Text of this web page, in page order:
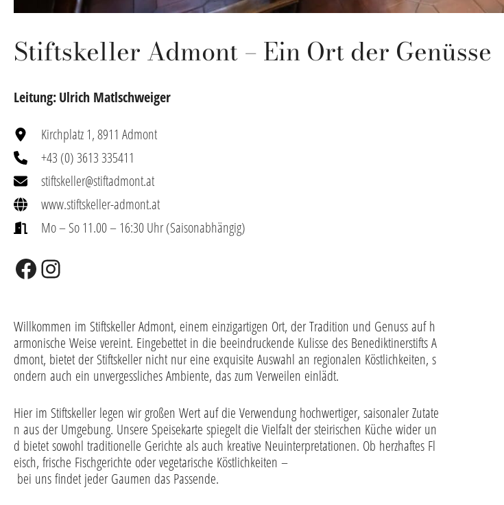
Stiftskeller Admont – Ein Ort der Genüsse
Leitung:Ulrich Matlschweiger
Kirchplatz 1, 8911 Admont
+43 (0) 3613 335411
stiftskeller@stiftadmont.at
www.stiftskeller-admont.at
Mo – So 11.00 – 16:30 Uhr (Saisonabhängig)
Facebook
Instagram
Willkommen im Stiftskeller Admont, einem einzigartigen Ort, der Tradition und Genuss auf h
armonische Weise vereint. Eingebettet in die beeindruckende Kulisse des Benediktinerstifts A
dmont, bietet der Stiftskeller nicht nur eine exquisite Auswahl an regionalen Köstlichkeiten, s
ondern auch ein unvergessliches Ambiente, das zum Verweilen einlädt.
Hier im Stiftskeller legen wir großen Wert auf die Verwendung hochwertiger, saisonaler Zutate
n aus der Umgebung. Unsere Speisekarte spiegelt die Vielfalt der steirischen Küche wider un
d bietet sowohl traditionelle Gerichte als auch kreative Neuinterpretationen. Ob herzhaftes Fl
eisch, frische Fischgerichte oder vegetarische Köstlichkeiten –
bei uns findet jeder Gaumen das Passende.